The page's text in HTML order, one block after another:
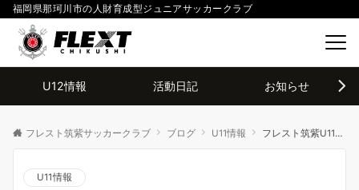
福岡県那珂川市の人財育成型ジュニアサッカークラブ
U12情報 活動日記 お知らせ
フレスト筑紫サッカークラブ ブログ U11情報 フレスト筑紫U11、サイレントカップ優勝♪ フレストらしい主体性の発揮された戦い。
U11情報